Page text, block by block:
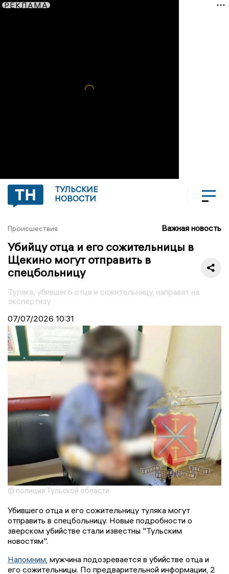
РЕКЛАМА
ТУЛЬСКИЕ
НОВОСТИ
Происшествия Важная новость
Убийцу отца и его сожительницы в
Щекино могут отправить в
спецбольницу
Туляка, убившего отца и сожительницу, направят на
экспертизу
07/07/2026 10:31
© полиция Тульской области
Убившего отца и его сожительницу туляка могут
отправить в спецбольницу. Новые подробности о
зверском убийстве стали известны "Тульским
новостям".
Напомним, мужчина подозревается в убийстве отца и
его сожительницы. По предварительной информации, 2